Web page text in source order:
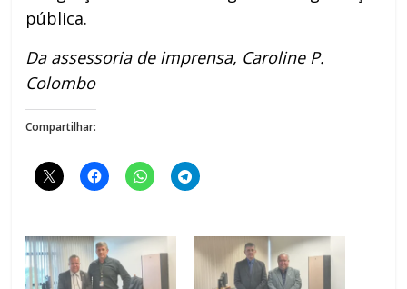
pública.
Da assessoria de imprensa, Caroline P.
Colombo
Compartilhar: